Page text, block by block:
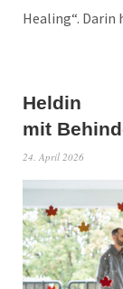
Healing“.
Heldin
mit
24. April 2026